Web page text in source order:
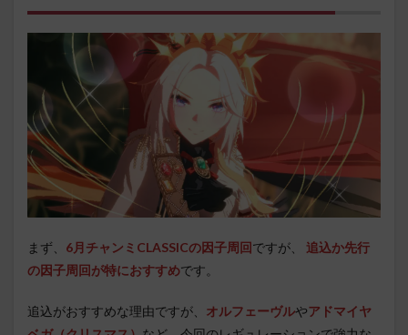
まず、 6月チャンミCLASSICの因子周回ですが、 追込か先行
の因子周回が特におすすめです。
追込がおすすめな理由ですが、 オルフェーヴルやアドマイヤ